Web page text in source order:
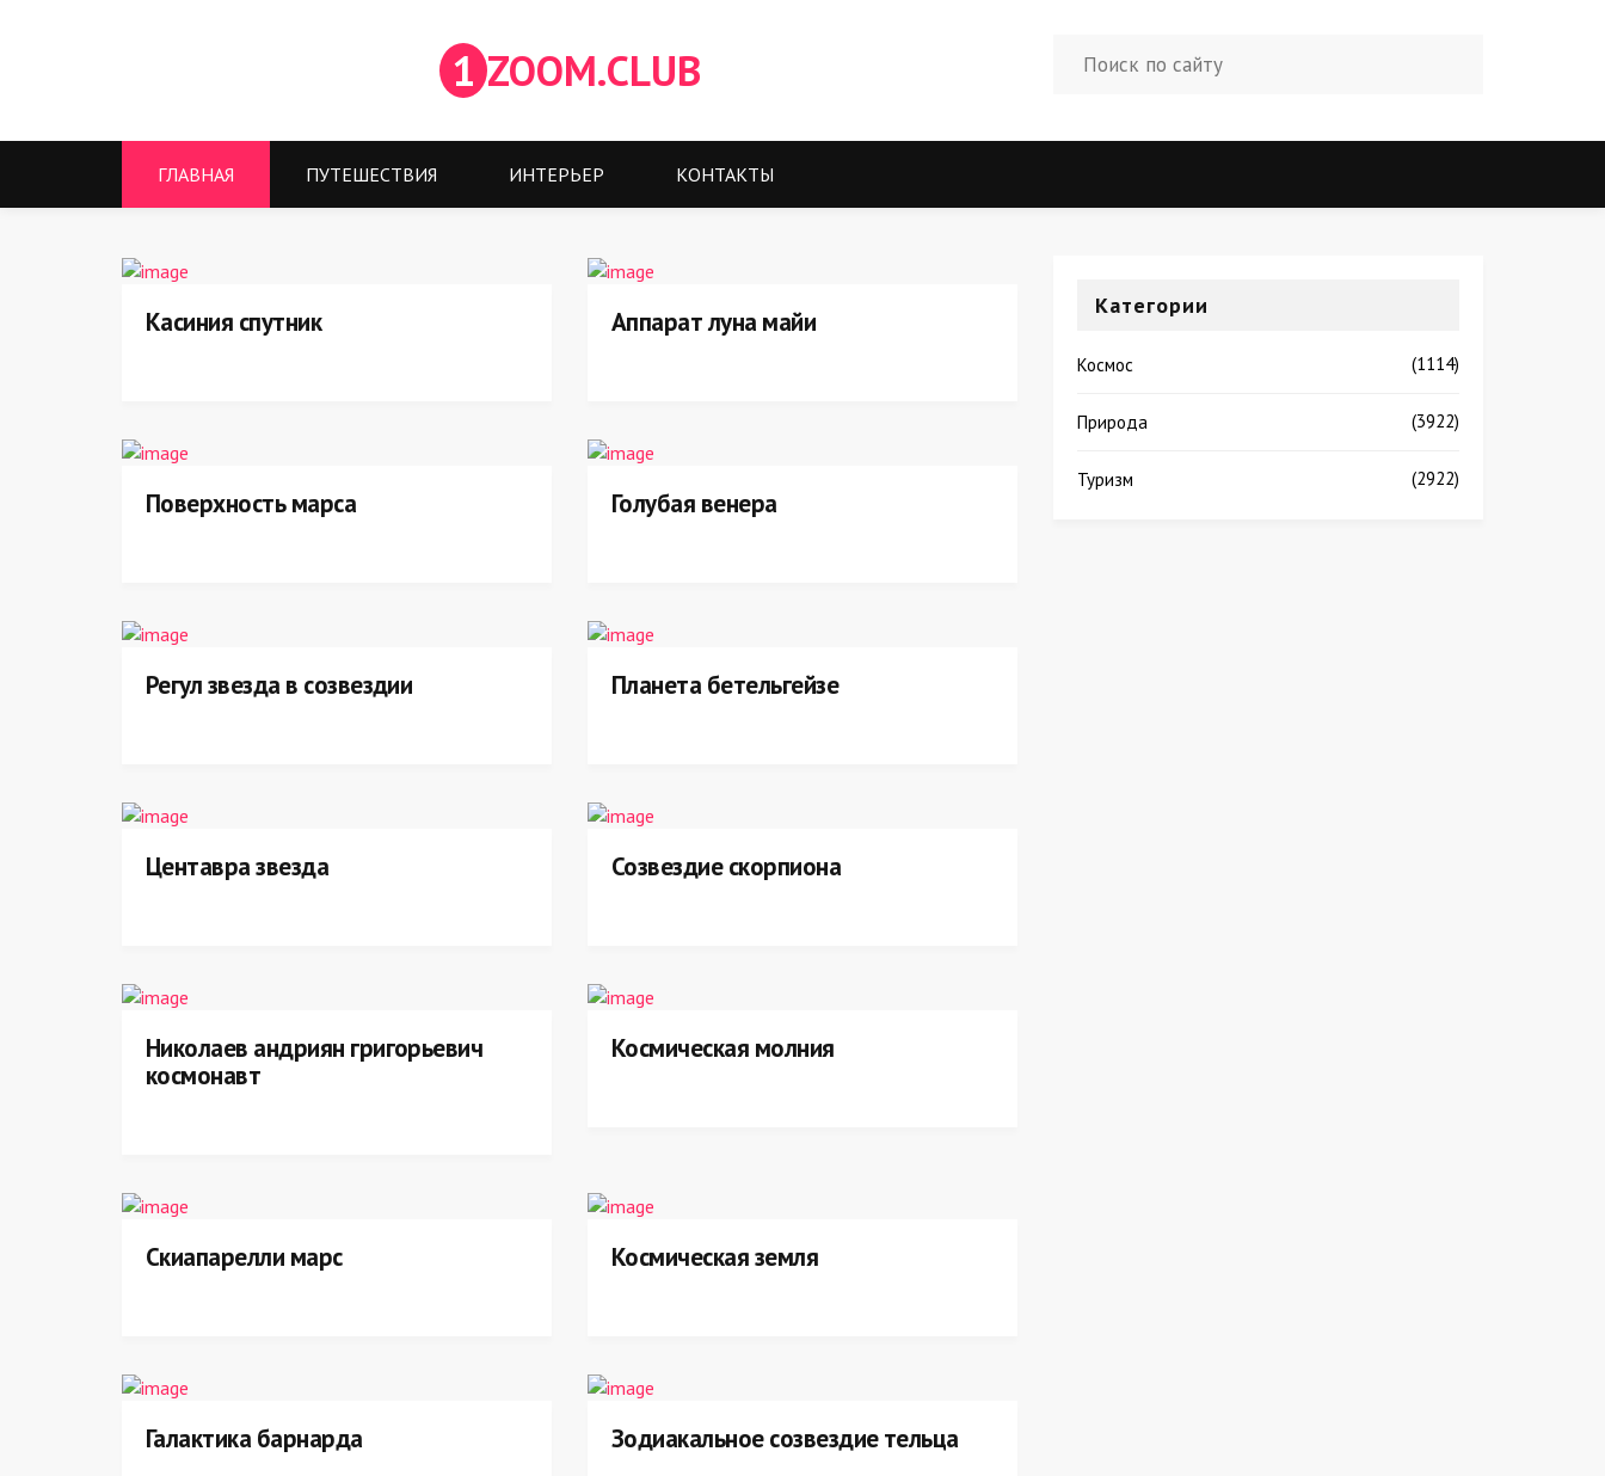
1 ZOOM.CLUB
ГЛАВНАЯ ПУТЕШЕСТВИЯ ИНТЕРЬЕР КОНТАКТЫ
Касиния спутник Аппарат луна майи
Поверхность марса Голубая венера
Регул звезда в созвездии Планета бетельгейзе
Центавра звезда Созвездие скорпиона
Николаев андриян григорьевич
космонавт
Космическая молния
Скиапарелли марс Космическая земля
Галактика барнарда Зодиакальное созвездие тельца
Категории
Космос (1114)
Природа (3922)
Туризм (2922)